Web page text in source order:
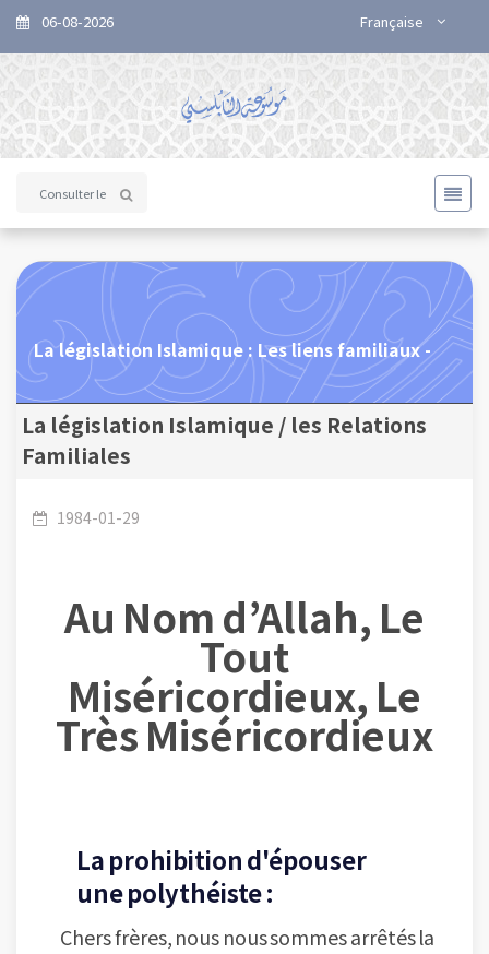
06-08-2026 Française
La législation Islamique : Les liens familiaux -
mariage.
La législation Islamique / les Relations
Familiales
1984-01-29
Au Nom d’Allah, Le
Tout
Miséricordieux, Le
Très Miséricordieux
La prohibition d'épouser
une polythéiste :
Chers frères, nous nous sommes arrêtés la